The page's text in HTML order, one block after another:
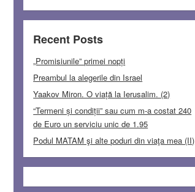
Recent Posts
„Promisiunile” primei nopți
Preambul la alegerile din Israel
Yaakov Miron. O viață la Ierusalim. (2)
“Termeni și condiții” sau cum m-a costat 240
de Euro un serviciu unic de 1.95
Podul MATAM şi alte poduri din viaţa mea (II)